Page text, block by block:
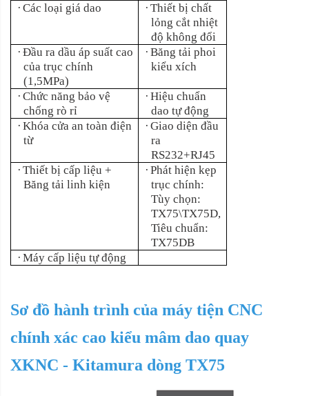
· Các loại giá dao · Thiết bị chất
lỏng cắt nhiệt
độ không đổi
· Đầu ra dầu áp suất cao
của trục chính
(1,5MPa)
· Băng tải phoi
kiểu xích
· Chức năng bảo vệ
chống rò rỉ
· Hiệu chuẩn
dao tự động
· Khóa cửa an toàn điện
từ
· Giao diện đầu
ra
RS232+RJ45
· Thiết bị cấp liệu +
Băng tải linh kiện
· Phát hiện kẹp
trục chính:
Tùy chọn:
TX75\TX75D,
Tiêu chuẩn:
TX75DB
· Máy cấp liệu tự động
Sơ đồ hành trình của máy tiện CNC
chính xác cao kiểu mâm dao quay
XKNC - Kitamura dòng TX75